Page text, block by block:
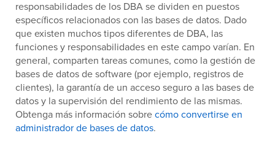
responsabilidades de los DBA se dividen en puestos
específicos relacionados con las bases de datos. Dado
que existen muchos tipos diferentes de DBA, las
funciones y responsabilidades en este campo varían. En
general, comparten tareas comunes, como la gestión de
bases de datos de software (por ejemplo, registros de
clientes), la garantía de un acceso seguro a las bases de
datos y la supervisión del rendimiento de las mismas.
Obtenga más información sobrecómo convertirse en
administrador de bases de datos.